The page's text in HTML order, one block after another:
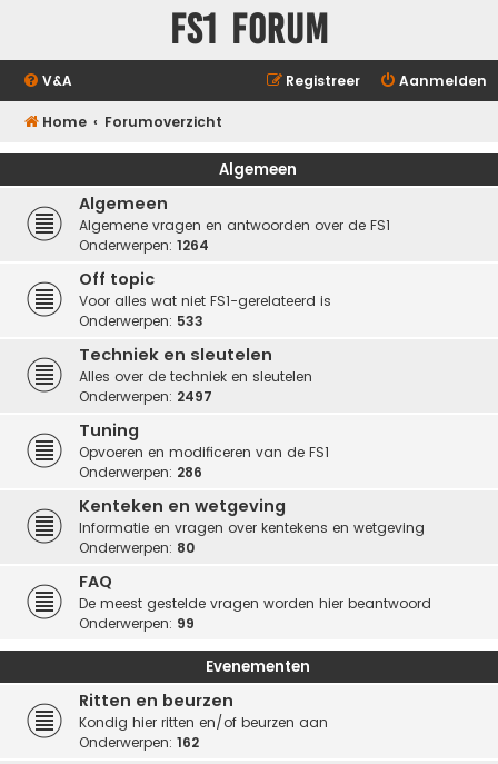
FS1 forum
V&A Aanmelden
Registreer
Home Forumoverzicht
Algemeen
Algemeen
Algemene vragen en antwoorden over de FS1
Onderwerpen: 1264
Off topic
Voor alles wat niet FS1-gerelateerd is
Onderwerpen: 533
Techniek en sleutelen
Alles over de techniek en sleutelen
Onderwerpen: 2497
Tuning
Opvoeren en modificeren van de FS1
Onderwerpen: 286
Kenteken en wetgeving
Informatie en vragen over kentekens en wetgeving
Onderwerpen: 80
FAQ
De meest gestelde vragen worden hier beantwoord
Onderwerpen: 99
Evenementen
Ritten en beurzen
Kondig hier ritten en/of beurzen aan
Onderwerpen: 162